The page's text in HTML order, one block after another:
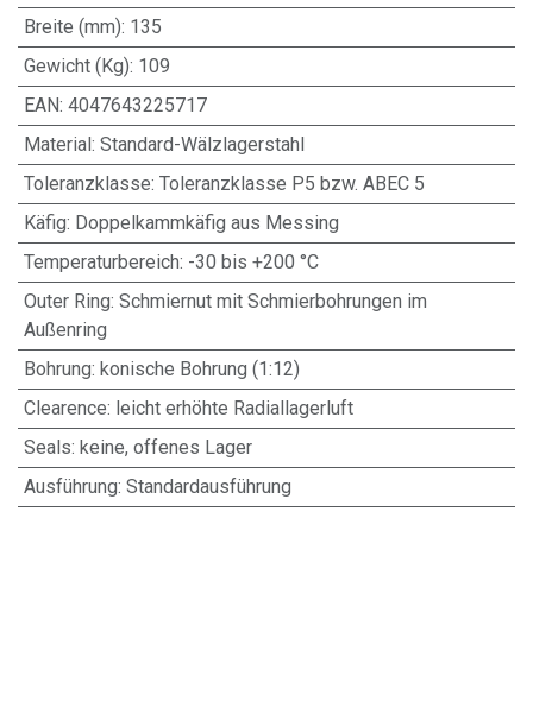
Breite (mm): 135
Gewicht (Kg): 109
EAN: 4047643225717
Material: Standard-Wälzlagerstahl
Toleranzklasse: Toleranzklasse P5 bzw. ABEC 5
Käfig: Doppelkammkäfig aus Messing
Temperaturbereich: -30 bis +200 °C
Outer Ring: Schmiernut mit Schmierbohrungen im
Außenring
Bohrung: konische Bohrung (1:12)
Clearence: leicht erhöhte Radiallagerluft
Seals: keine, offenes Lager
Ausführung: Standardausführung